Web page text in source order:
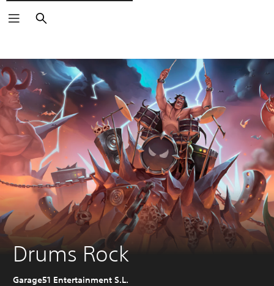
Buscar
Drums Rock
Garage51 Entertainment S.L.